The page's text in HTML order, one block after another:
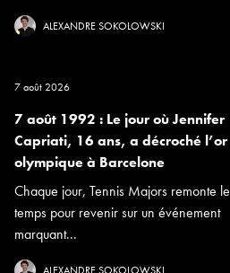
ALEXANDRE SOKOLOWSKI
7 août 2026
7 août 1992 : Le jour où Jennifer
Capriati, 16 ans, a décroché l’or
olympique à Barcelone
Chaque jour, Tennis Majors remonte le
temps pour revenir sur un événement
marquant...
ALEXANDRE SOKOLOWSKI